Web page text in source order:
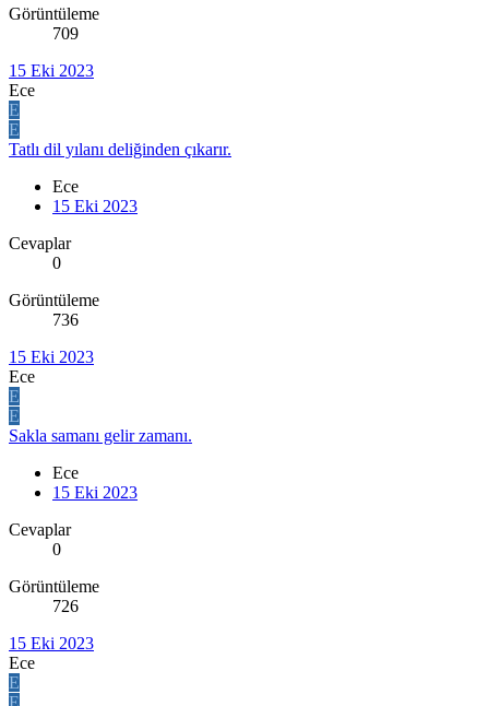
Görüntüleme
709
15 Eki 2023
Ece
E
E
Tatlı dil yılanı deliğinden çıkarır.
Ece
15 Eki 2023
Cevaplar
0
Görüntüleme
736
15 Eki 2023
Ece
E
E
Sakla samanı gelir zamanı.
Ece
15 Eki 2023
Cevaplar
0
Görüntüleme
726
15 Eki 2023
Ece
E